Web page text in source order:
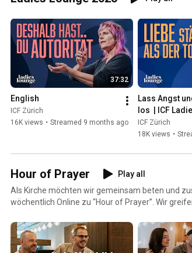
37:32
English
ICF Zürich
16K views • Streamed 9 months ago
Lass Angst
los  | ICF
2025 –
E02
ICF Zürich
18K views •
Hour of Prayer
Play all
Als Kirche möchten wir gemeinsam beten und
wöchentlich Online zu “Hour of Prayer”. Wir